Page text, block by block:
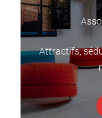
Attractifs,